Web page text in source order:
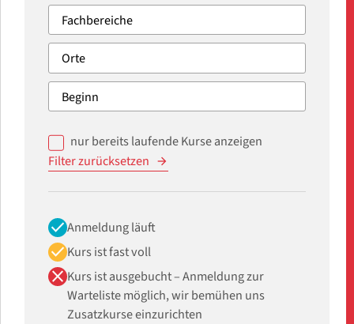
nur bereits laufende Kurse anzeigen
Filter zurücksetzen
checkAnmeldung läuft
checkKurs ist fast voll
closeKurs ist ausgebucht – Anmeldung zur
Warteliste möglich, wir bemühen uns
Zusatzkurse einzurichten